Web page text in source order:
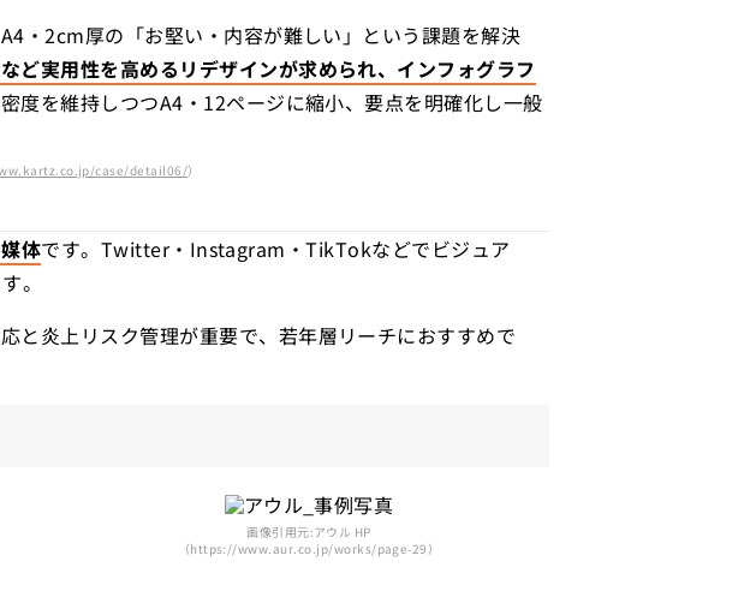
・2cm厚の「お堅い・内容が難しい」という課題を解決
ど実用性を高めるリデザインが求められ、インフォグラフ
度を維持しつつA4・12ページに縮小、要点を明確化し一般
case/detail06/）
体です。Twitter・Instagram・TikTokなどでビジュア
。
と炎上リスク管理が重要で、若年層リーチにおすすめで
画像引用元:アウル HP
（https://www.aur.co.jp/works/page-29）